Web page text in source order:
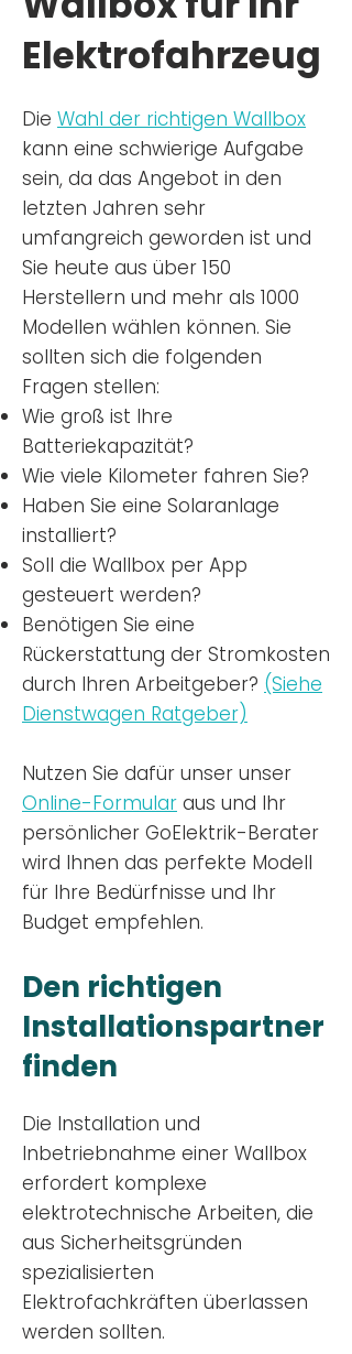
Elektrofahrzeug
Die Wahl der richtigen Wallbox
kann eine schwierige Aufgabe
sein, da das Angebot in den
letzten Jahren sehr
umfangreich geworden ist und
Sie heute aus über 150
Herstellern und mehr als 1000
Modellen wählen können. Sie
sollten sich die folgenden
Fragen stellen:
Wie groß ist Ihre
Batteriekapazität?
Wie viele Kilometer fahren Sie?
Haben Sie eine Solaranlage
installiert?
Soll die Wallbox per App
gesteuert werden?
Benötigen Sie eine
Rückerstattung der Stromkosten
durch Ihren Arbeitgeber? (Siehe
Dienstwagen Ratgeber)
Nutzen Sie dafür unser unser
Online-Formular aus und Ihr
persönlicher GoElektrik-Berater
wird Ihnen das perfekte Modell
für Ihre Bedürfnisse und Ihr
Budget empfehlen.
Den richtigen
Installationspartner
finden
Die Installation und
Inbetriebnahme einer Wallbox
erfordert komplexe
elektrotechnische Arbeiten, die
aus Sicherheitsgründen
spezialisierten
Elektrofachkräften überlassen
werden sollten.